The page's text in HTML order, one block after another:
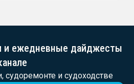
и ежедневные дайджесты
судоремонте и судоходстве